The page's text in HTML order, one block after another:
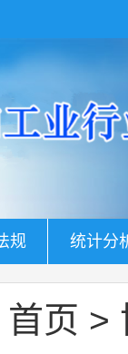
规 统计分
首页 >